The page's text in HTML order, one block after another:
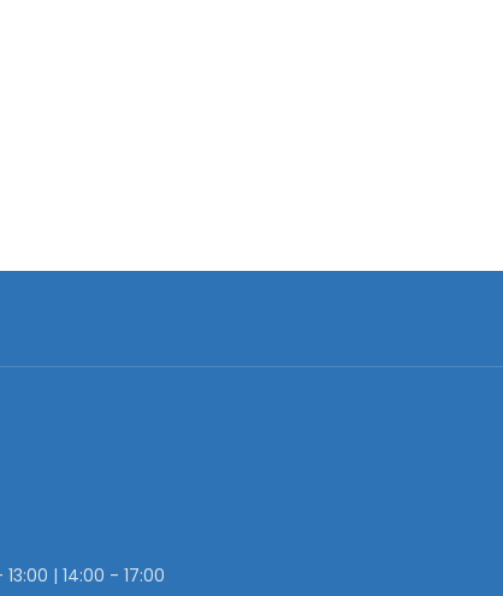
| 14:00 - 17:00